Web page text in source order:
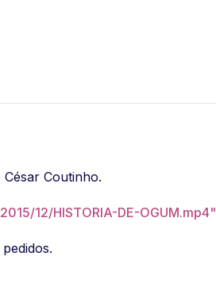
Coutinho.
12/HISTORIA-DE-OGUM.mp4"